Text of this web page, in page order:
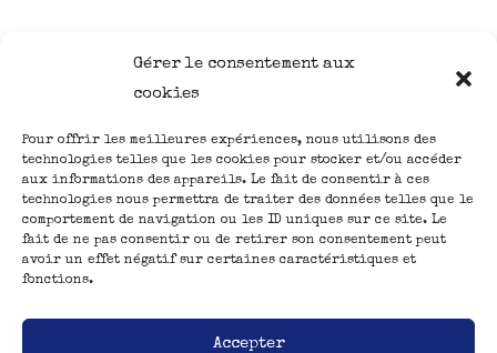
Gérer le consentement aux
cookies
Pour offrir les meilleures expériences, nous utilisons des
technologies telles que les cookies pour stocker et/ou accéder
aux informations des appareils. Le fait de consentir à ces
technologies nous permettra de traiter des données telles que le
comportement de navigation ou les ID uniques sur ce site. Le
fait de ne pas consentir ou de retirer son consentement peut
avoir un effet négatif sur certaines caractéristiques et
fonctions.
Accepter
ACCUEIL
CREATIONS
ATELIERS
BLOG
Nous suivre